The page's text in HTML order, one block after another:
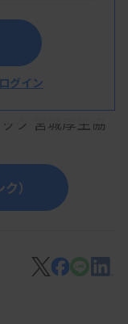
と NSTEMI を見
のポイントま
ク 宮城厚生協
）
グイン